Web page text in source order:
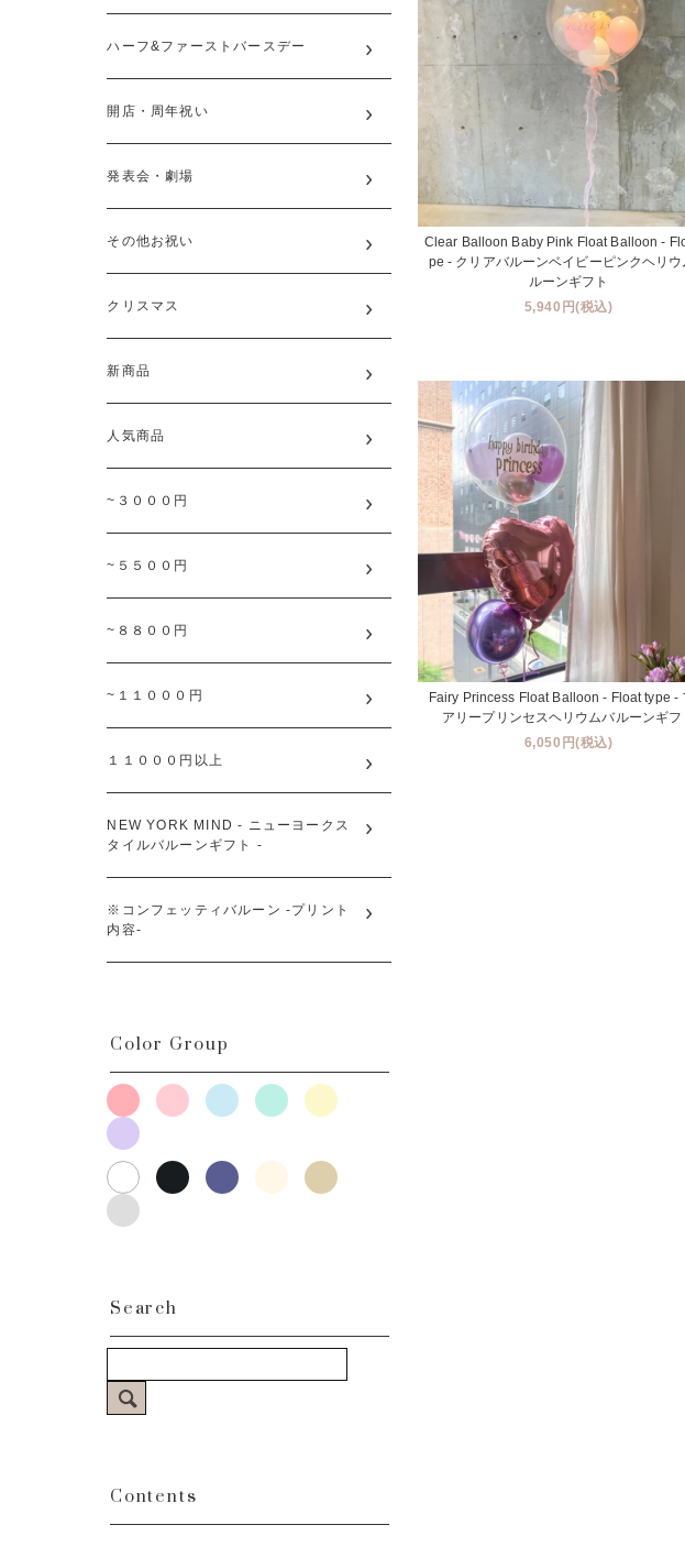
Clear Balloon Baby Pink Float Balloon -
pe - クリアバルーンベイビーピンクヘリウ
ルーンギフト
5,940円(税込)
Fairy Princess Float Balloon - Float type -
アリープリンセスヘリウムバルーンギフ
6,050円(税込)
ハーフ&ファーストバースデー
開店・周年祝い
発表会・劇場
その他お祝い
クリスマス
新商品
人気商品
~３０００円
~５５００円
~８８００円
~１１０００円
１１０００円以上
NEW YORK MIND - ニューヨークス
タイルバルーンギフト -
※コンフェッティバルーン -プリント
内容-
Color Group
Search
Contents